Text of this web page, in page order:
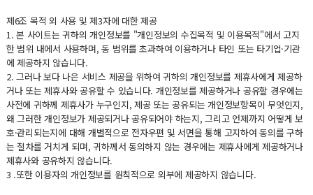
제6조 목적 외 사용 및 제3자에 대한 제공
1. 본 사이트는 귀하의 개인정보를 "개인정보의 수집목적 및 이용목적"에서 고지
한 범위 내에서 사용하며, 동 범위를 초과하여 이용하거나 타인 또는 타기업·기관
에 제공하지 않습니다.
2. 그러나 보다 나은 서비스 제공을 위하여 귀하의 개인정보를 제휴사에게 제공하
거나 또는 제휴사와 공유할 수 있습니다. 개인정보를 제공하거나 공유할 경우에는
사전에 귀하께 제휴사가 누구인지, 제공 또는 공유되는 개인정보항목이 무엇인지,
왜 그러한 개인정보가 제공되거나 공유되어야 하는지, 그리고 언제까지 어떻게 보
호·관리되는지에 대해 개별적으로 전자우편 및 서면을 통해 고지하여 동의를 구하
는 절차를 거치게 되며, 귀하께서 동의하지 않는 경우에는 제휴사에게 제공하거나
제휴사와 공유하지 않습니다.
3 .또한 이용자의 개인정보를 원칙적으로 외부에 제공하지 않습니다.